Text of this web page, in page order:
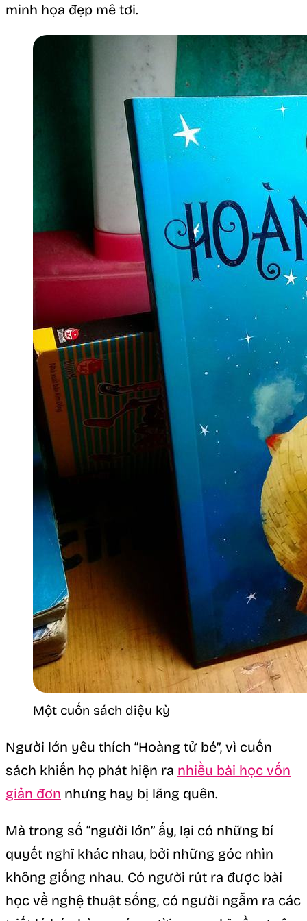
minh họa đẹp mê tơi.
Một cuốn sách diệu kỳ
Người lớn yêu thích “Hoàng tử bé”, vì cuốn
sách khiến họ phát hiện ra nhiều bài học vốn
giản đơn nhưng hay bị lãng quên.
Mà trong số “người lớn” ấy, lại có những bí
quyết nghĩ khác nhau, bởi những góc nhìn
không giống nhau. Có người rút ra được bài
học về nghệ thuật sống, có người ngẫm ra các